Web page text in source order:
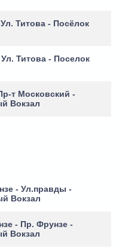
Титова - Посёлок
Титова - Поселок
т Московский -
Вокзал
- Ул.правды -
Вокзал
- Пр. Фрунзе -
Вокзал